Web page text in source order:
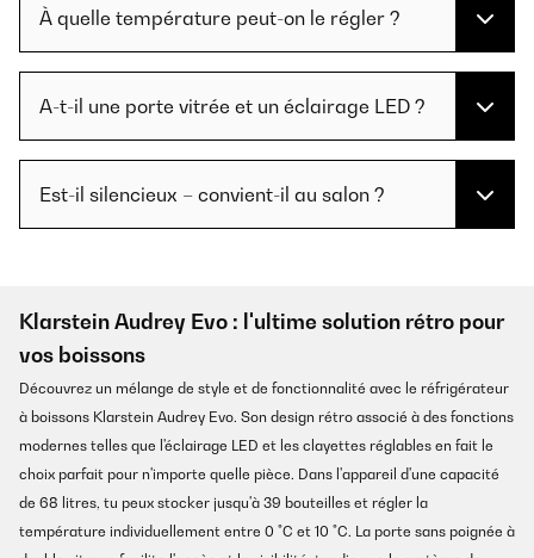
À quelle température peut-on le régler ?
A-t-il une porte vitrée et un éclairage LED ?
Est-il silencieux – convient-il au salon ?
Klarstein Audrey Evo : l'ultime solution rétro pour
vos boissons
Découvrez un mélange de style et de fonctionnalité avec le réfrigérateur
à boissons Klarstein Audrey Evo. Son design rétro associé à des fonctions
modernes telles que l'éclairage LED et les clayettes réglables en fait le
choix parfait pour n'importe quelle pièce. Dans l'appareil d'une capacité
de 68 litres, tu peux stocker jusqu'à 39 bouteilles et régler la
température individuellement entre 0 °C et 10 °C. La porte sans poignée à